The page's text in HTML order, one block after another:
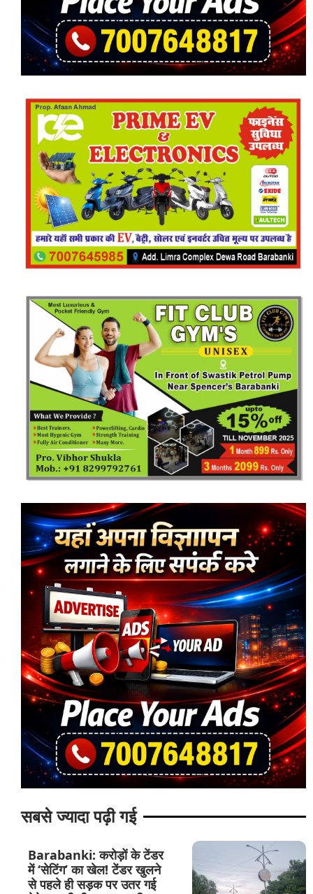
सबसे ज्यादा पढ़ी गई
Barabanki: करोड़ों के टेंडर
में ‘सेटिंग’ का खेल! टेंडर खुलने
से पहले ही सड़क पर उतर गई